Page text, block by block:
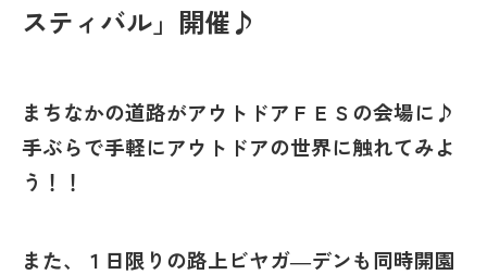
スティバル」開催♪
まちなかの道路がアウトドアＦＥＳの会場に♪
手ぶらで手軽にアウトドアの世界に触れてみよ
う！！
また、１日限りの路上ビヤガ―デンも同時開園